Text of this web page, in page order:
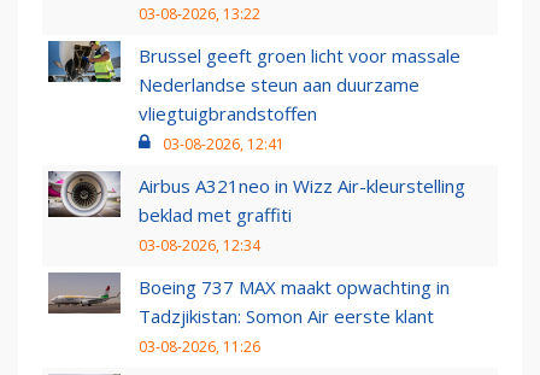
03-08-2026, 13:22
Brussel geeft groen licht voor massale
Nederlandse steun aan duurzame
vliegtuigbrandstoffen
03-08-2026, 12:41
Airbus A321neo in Wizz Air-kleurstelling
beklad met graffiti
03-08-2026, 12:34
Boeing 737 MAX maakt opwachting in
Tadzjikistan: Somon Air eerste klant
03-08-2026, 11:26